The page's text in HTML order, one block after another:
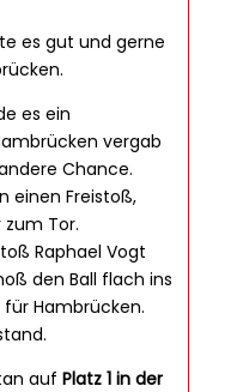
es gut und gerne
es ein
vergab
Chance.
einen Freistoß,
Tor.
Raphael Vogt
den Ball flach ins
Hambrücken.
auf Platz 1 in der